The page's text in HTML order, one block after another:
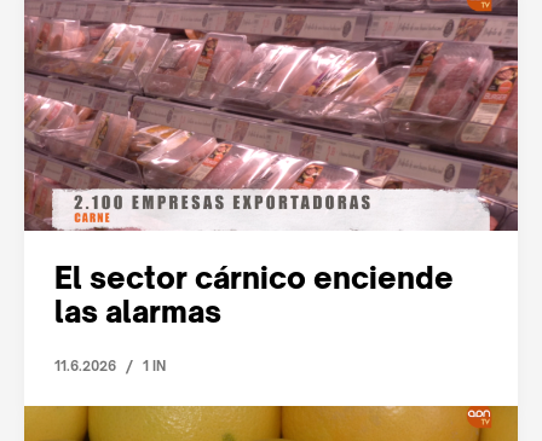
El sector cárnico enciende
las alarmas
11.6.2026 / 1 IN